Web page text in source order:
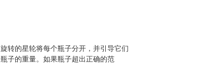
转的星轮将每个瓶子分开，并引导它们
子的重量。如果瓶子超出正确的范